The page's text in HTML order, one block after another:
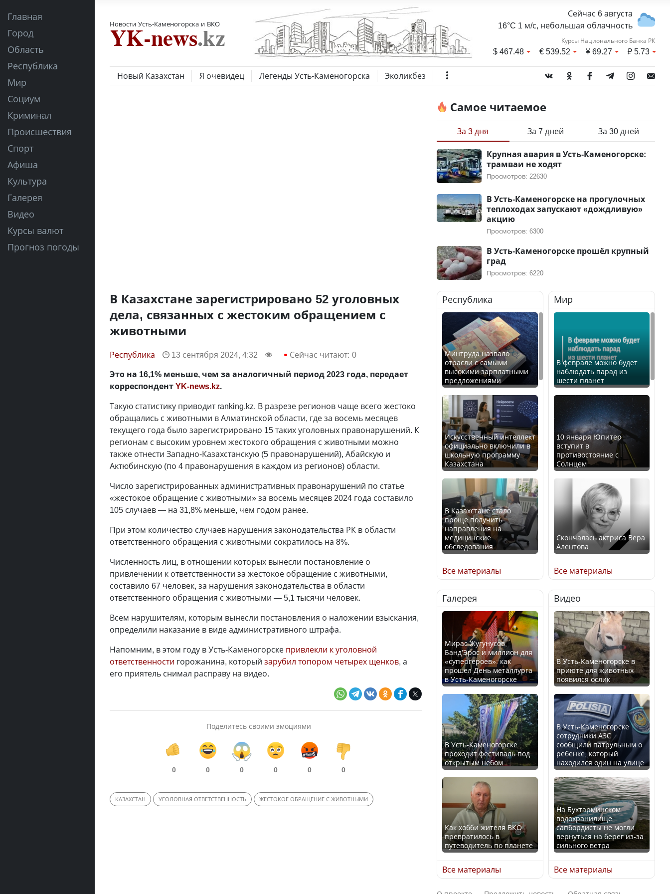
Главная
Город
Область
Республика
Мир
Социум
Криминал
Происшествия
Спорт
Афиша
Культура
Галерея
Видео
Курсы валют
Прогноз погоды
Новости Усть-Каменогорска и ВКО
Сейчас 6 августа
16°C 1 м/с, небольшая облачность
Курсы Национального Банка РК
$467.48 €539.52 ¥69.27 ₽5.73
Новый Казахстан Я очевидец Легенды Усть-Каменогорска Эколикбез
В Казахстане зарегистрировано 52 уголовных
дела, связанных с жестоким обращением с
животными
Республика 13 сентября 2024, 4:32 Сейчас читают: 0
Это на 16,1% меньше, чем за аналогичный период 2023 года, передает
корреспондентYK-news.kz.
Такую статистику приводит ranking.kz. В разрезе регионов чаще всего жестоко
обращались с животными в Алматинской области, где за восемь месяцев
текущего года было зарегистрировано 15 таких уголовных правонарушений. К
регионам с высоким уровнем жестокого обращения с животными можно
также отнести Западно-Казахстанскую (5 правонарушений), Абайскую и
Актюбинскую (по 4 правонарушения в каждом из регионов) области.
Число зарегистрированных административных правонарушений по статье
«жестокое обращение с животными» за восемь месяцев 2024 года составило
105 случаев — на 31,8% меньше, чем годом ранее.
При этом количество случаев нарушения законодательства РК в области
ответственного обращения с животными сократилось на 8%.
Численность лиц, в отношении которых вынесли постановление о
привлечении к ответственности за жестокое обращение с животными,
составило 67 человек, за нарушения законодательства в области
ответственного обращения с животными — 5,1 тысячи человек.
Всем нарушителям, которым вынесли постановления о наложении взыскания,
определили наказание в виде административного штрафа.
Напомним, в этом году в Усть-Каменогорске привлекли к уголовной
ответственности горожанина, который зарубил топором четырех щенков, а
его приятель снимал расправу на видео.
Поделитесь своими эмоциями
0 0 0 0 0 0
КАЗАХСТАН УГОЛОВНАЯ ОТВЕТСТВЕННОСТЬ ЖЕСТОКОЕ ОБРАЩЕНИЕ С ЖИВОТНЫМИ
Самое читаемое
За 3 дня За 7 дней За 30 дней
Крупная авария в Усть-Каменогорске:
трамваи не ходят
Просмотров: 22630
В Усть-Каменогорске на прогулочных
теплоходах запускают «дождливую»
акцию
Просмотров: 6300
В Усть-Каменогорске прошёл крупный
град
Просмотров: 6220
Республика
Минтруда назвало
отрасли с самыми
высокими зарплатными
предложениями
Искусственный интеллект
официально включили в
школьную программу
Казахстана
В Казахстане стало
проще получить
направления на
медицинские
обследования
Қазақстан Орталық Азия
елдері арасында әл-ауқат
индексінде көш бастады
Казахстан возглавил
рейтинг благополучия
среди стран Центральной
Азии
Будут ли представлены
интересы регионов в
Курултае?
Ең төменгі жалақы,
алимент, экология: жеті
партия сайлаушылармен
нені талқылап жатыр?
Все материалы
Мир
В феврале можно будет
наблюдать парад из
шести планет
10 января Юпитер
вступит в
противостояние с
Солнцем
Скончалась актриса Вера
Алентова
В РФ вынесен заочный
приговор по уголовному
делу об убийстве Игоря
Талькова
В России введены
дополнительные
ограничения для
казахстанских прав
Трамп официально
вступил в должность
президента США
Луну признали объектом
культурного наследия,
находящегося под
угрозой исчезновения
Все материалы
Галерея
Мирас Жугунусов,
Банд’Эрос и миллион для
«супергероев»: как
прошел День металлурга
в Усть-Каменогорске
В Усть-Каменогорске
проходит фестиваль под
открытым небом
Как хобби жителя ВКО
превратилось в
путеводитель по планете
Все материалы
Видео
В Усть-Каменогорске в
приюте для животных
появился ослик
В Усть-Каменогорске
сотрудники АЗС
сообщили патрульным о
ребенке, который
находился один на улице
На Бухтарминском
водохранилище
сапбордисты не могли
вернуться на берег из-за
сильного ветра
Все материалы